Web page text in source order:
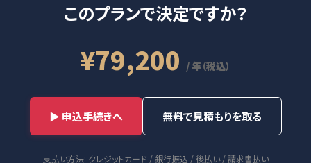
このプランで決定ですか？
¥79,200 / 年（税込）
▶ 申込手続きへ 無料で見積もりを取る
支払い方法: クレジットカード / 銀行振込 / 後払い / 請求書払い